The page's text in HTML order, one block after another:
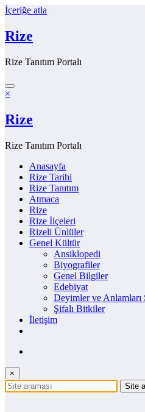
İçeriğe atla
Rize
Rize Tanıtım Portalı
×
Rize
Rize Tanıtım Portalı
Anasayfa
Rize Tarihi
Rize Tanıtım
Atmaca
Rize
Rize İlçeleri
Rizeli Ünlüler
Genel Kültür
Ansiklopedi
Biyografiler
Genel Bilgiler
Edebiyat
Deyimler ve Anlamları
Şifalı Bitkiler
İletişim
×